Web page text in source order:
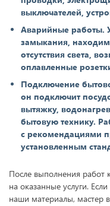
выключателей,
Аварийные работы.
замыкания,
отсутствия света,
оплавленные
Подключение
он подключит
вытяжку,
бытовую технику.
с рекомендациями
установленным
После выполнения работ
на оказанные услуги.
наши материалы, мастер